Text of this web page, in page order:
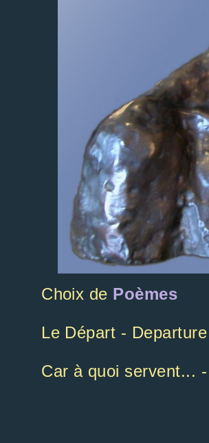
Choix de Poèmes
Le Départ - Departure
Car à quoi servent...